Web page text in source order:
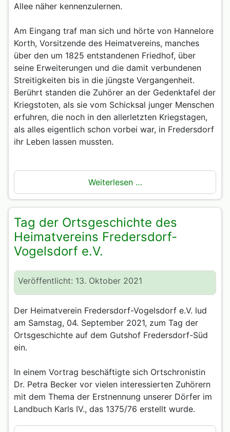
Allee näher kennenzulernen.
Am Eingang traf man sich und hörte von Hannelore
Korth, Vorsitzende des Heimatvereins, manches
über den um 1825 entstandenen Friedhof, über
seine Erweiterungen und die damit verbundenen
Streitigkeiten bis in die jüngste Vergangenheit.
Berührt standen die Zuhörer an der Gedenktafel der
Kriegstoten, als sie vom Schicksal junger Menschen
erfuhren, die noch in den allerletzten Kriegstagen,
als alles eigentlich schon vorbei war, in Fredersdorf
ihr Leben lassen mussten.
Weiterlesen …
Tag der Ortsgeschichte des
Heimatvereins Fredersdorf-
Vogelsdorf e.V.
Veröffentlicht: 13. Oktober 2021
Der Heimatverein Fredersdorf-Vogelsdorf e.V. lud
am Samstag, 04. September 2021, zum Tag der
Ortsgeschichte auf dem Gutshof Fredersdorf-Süd
ein.
In einem Vortrag beschäftigte sich Ortschronistin
Dr. Petra Becker vor vielen interessierten Zuhörern
mit dem Thema der Erstnennung unserer Dörfer im
Landbuch Karls IV., das 1375/76 erstellt wurde.